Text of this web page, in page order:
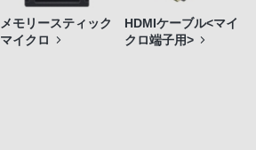
メモリースティック
マイクロ
HDMIケーブル<マイ
クロ端子用>